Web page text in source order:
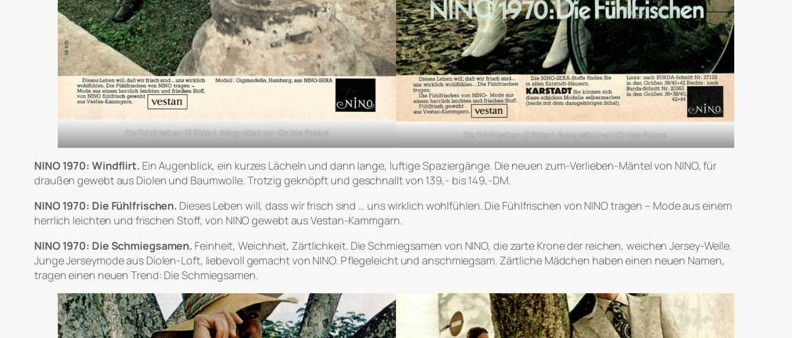
Die Fühlfrischen (2 Bilder), fotografiert von Christa Peters Die Fühlfrischen (2 Bilder), fotografiert von Christa Peters
NINO 1970: Windflirt. Ein Augenblick, ein kurzes Lächeln und dann lange, luftige Spaziergänge. Die neuen zum-Verlieben-Mäntel von NINO, für
draußen gewebt aus Diolen und Baumwolle. Trotzig geknöpft und geschnallt von 139,- bis 149,-DM.
NINO 1970: Die Fühlfrischen. Dieses Leben will, dass wir frisch sind … uns wirklich wohlfühlen. Die Fühlfrischen von NINO tragen – Mode aus einem
herrlich leichten und frischen Stoff, von NINO gewebt aus Vestan-Kammgarn.
NINO 1970: Die Schmiegsamen. Feinheit, Weichheit, Zärtlichkeit. Die Schmiegsamen von NINO, die zarte Krone der reichen, weichen Jersey-Welle.
Junge Jerseymode aus Diolen-Loft, liebevoll gemacht von NINO. Pflegeleicht und anschmiegsam. Zärtliche Mädchen haben einen neuen Namen,
tragen einen neuen Trend: Die Schmiegsamen.